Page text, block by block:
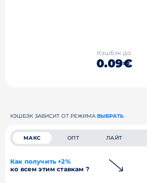
Кэшбэк до
0.09€
КЭШБЭК ЗАВИСИТ ОТ РЕЖИМА ВЫБРАТЬ
МАКС ОПТ ЛАЙТ
Как получить +2%
ко всем этим ставкам ?